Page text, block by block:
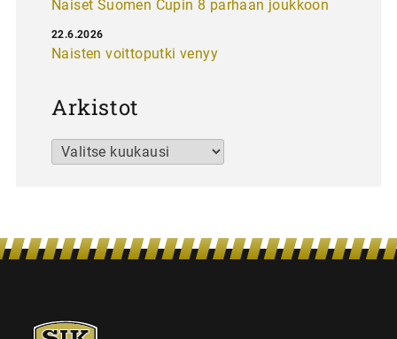
Naiset Suomen Cupin 8 parhaan joukkoon
Naisten voittoputki venyy
22.6.2026
Arkistot
Arkistot
SJK-